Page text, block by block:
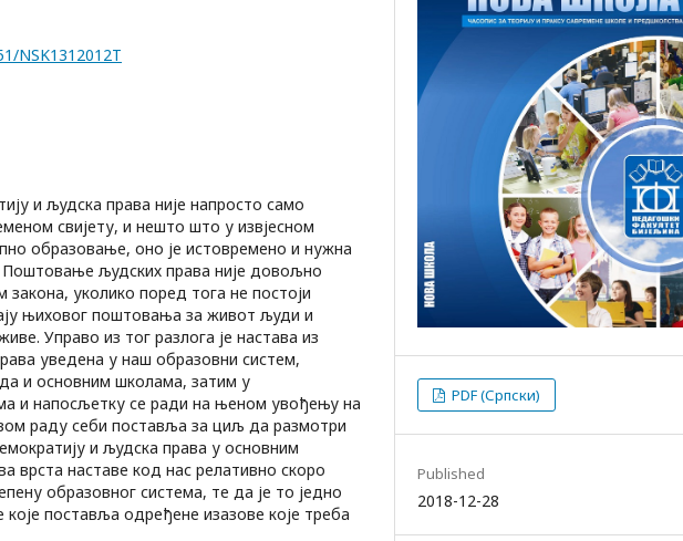
NSK1312012T
и људска права није напросто само
свијету, и нешто што у извјесном
образовање, оно је истовремено и нужна
људских права није довољно
закона, уколико поред тога не постоји
њиховог поштовања за живот људи и
Управо из тог разлога је настава из
уведена у наш образовни систем,
и основним школама, затим у
и напосљетку се ради на њеном увођењу на
раду себи поставља за циљ да размотри
и људска права у основним
врста наставе код нас релативно скоро
образовног система, те да је то једно
поставља одређене изазове које треба
PDF (Српски)
Published
2018-12-28